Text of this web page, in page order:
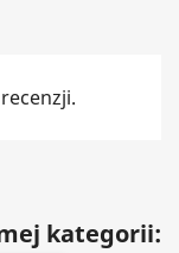
kategorii: